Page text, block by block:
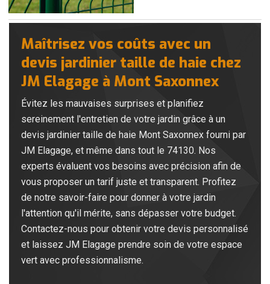
Maîtrisez vos coûts avec un
devis jardinier taille de haie chez
JM Elagage à Mont Saxonnex
Évitez les mauvaises surprises et planifiez
sereinement l'entretien de votre jardin grâce à un
devis jardinier taille de haie Mont Saxonnex fourni par
JM Elagage, et même dans tout le 74130. Nos
experts évaluent vos besoins avec précision afin de
vous proposer un tarif juste et transparent. Profitez
de notre savoir-faire pour donner à votre jardin
l'attention qu'il mérite, sans dépasser votre budget.
Contactez-nous pour obtenir votre devis personnalisé
et laissez JM Elagage prendre soin de votre espace
vert avec professionnalisme.